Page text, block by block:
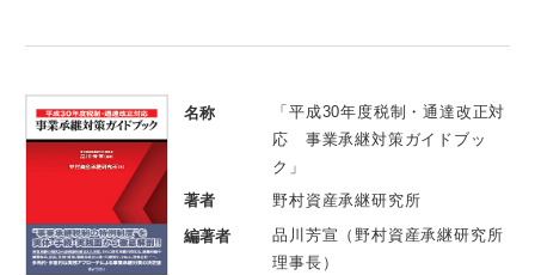
名称
「平成30年度税制・通達改正対
応 事業承継対策ガイドブッ
ク」
著者
野村資産承継研究所
編著者
品川芳宣（野村資産承継研究所
理事長）